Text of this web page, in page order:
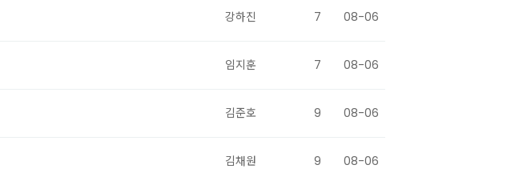
강하진 7 08-06
임지훈 7 08-06
김준호 9 08-06
김채원 9 08-06